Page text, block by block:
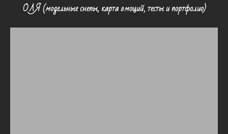
ОЛЯ (модельные снепы, карта эмоций, тесты и портфолио)